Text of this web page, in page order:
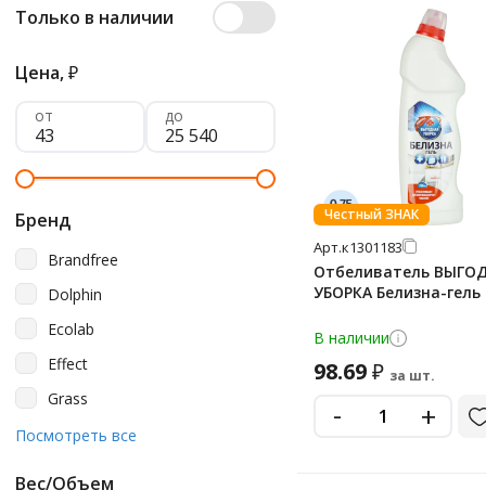
Только в наличии
Цена,₽
от до
Бренд
Brandfree
Dolphin
Ecolab
Effect
Grass
Iqup
Посмотреть все
Вес/Объем
Честный ЗНАК
Арт.к1301183
Отбеливатель
УБОРКА Белизна-гель
В наличии
98.69₽ за шт.
- +